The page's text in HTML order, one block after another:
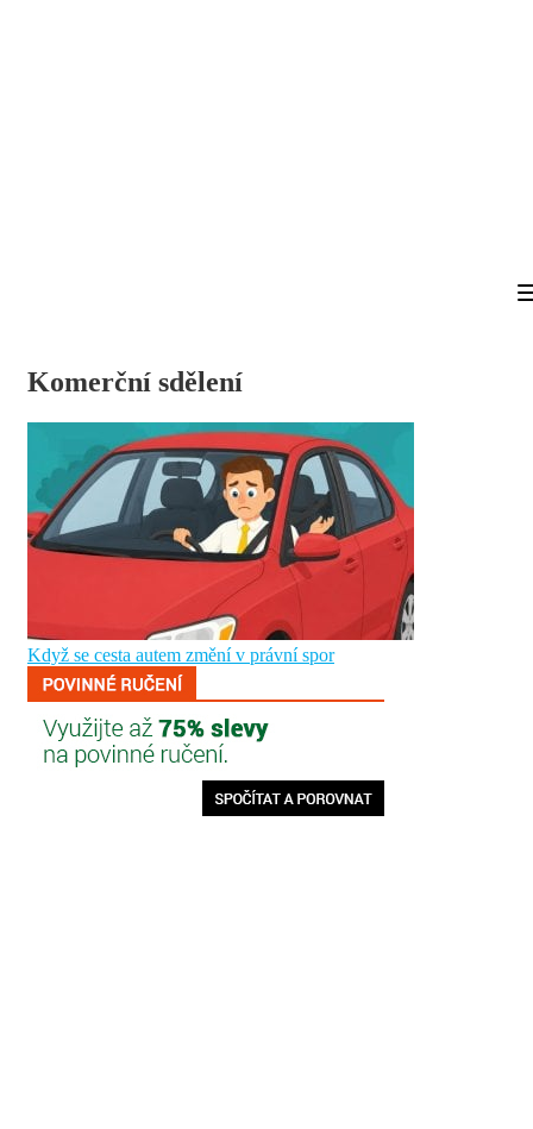
Komerční sdělení
Když se cesta autem změní v právní spor